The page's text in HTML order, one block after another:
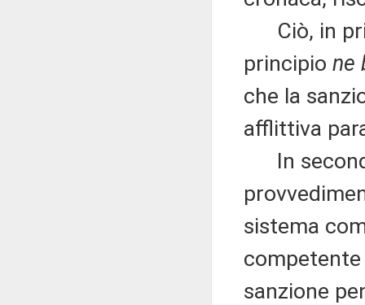
Ciò, in
principio ne
che la
afflittiva
In
sistema
competente
sanzione